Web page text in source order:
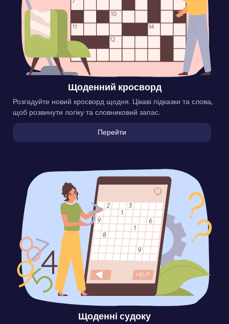
Щоденний кросворд
Розгадуйте новий кросворд щодня. Цікаві підказки та слова,
щоб розвинути логіку та словниковий запас.
Перейти
Щоденні судоку